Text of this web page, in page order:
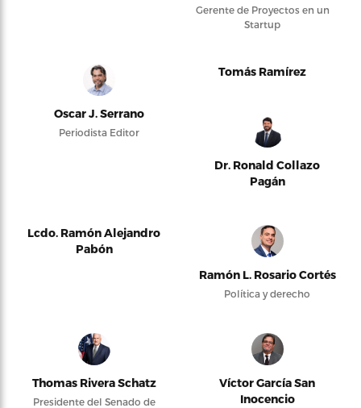
Gerente de Proyectos en un
Startup
Oscar J. Serrano
Periodista Editor
Tomás Ramírez
Dr. Ronald Collazo
Pagán
Lcdo. Ramón Alejandro
Pabón
Ramón L. Rosario Cortés
Política y derecho
Thomas Rivera Schatz
Presidente del Senado de
Víctor García San
Inocencio